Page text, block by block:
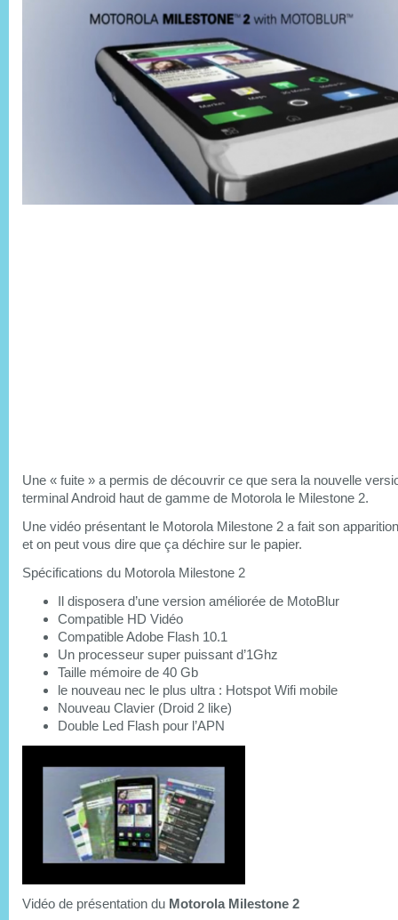
Une « fuite » a permis de découvrir ce que sera la nouvelle
terminal Android haut de gamme de Motorola le Milestone 2.
Une vidéo présentant le Motorola Milestone 2 a fait son
et on peut vous dire que ça déchire sur le papier.
Spécifications du Motorola Milestone 2
Il disposera d’une version améliorée de MotoBlur
Compatible HD Vidéo
Compatible Adobe Flash 10.1
Un processeur super puissant d’1Ghz
Taille mémoire de 40 Gb
le nouveau nec le plus ultra : Hotspot Wifi mobile
Nouveau Clavier (Droid 2 like)
Double Led Flash pour l’APN
Vidéo de présentation du Motorola Milestone 2